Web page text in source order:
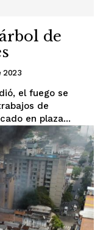
de
2023
el fuego se
de
ubicado en plaza...